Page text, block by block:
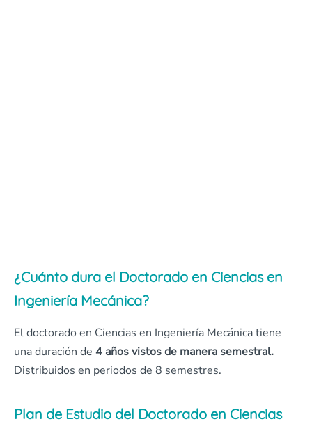
¿Cuánto dura el Doctorado en Ciencias en
Ingeniería Mecánica?
El doctorado en Ciencias en Ingeniería Mecánica tiene
una duración de 4 años vistos de manera semestral.
Distribuidos en periodos de 8 semestres.
Plan de Estudio del Doctorado en Ciencias